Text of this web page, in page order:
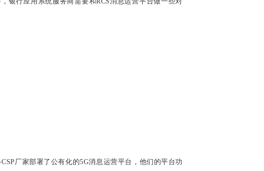
厂家部署了公有化的5G消息运营平台，他们的平台功